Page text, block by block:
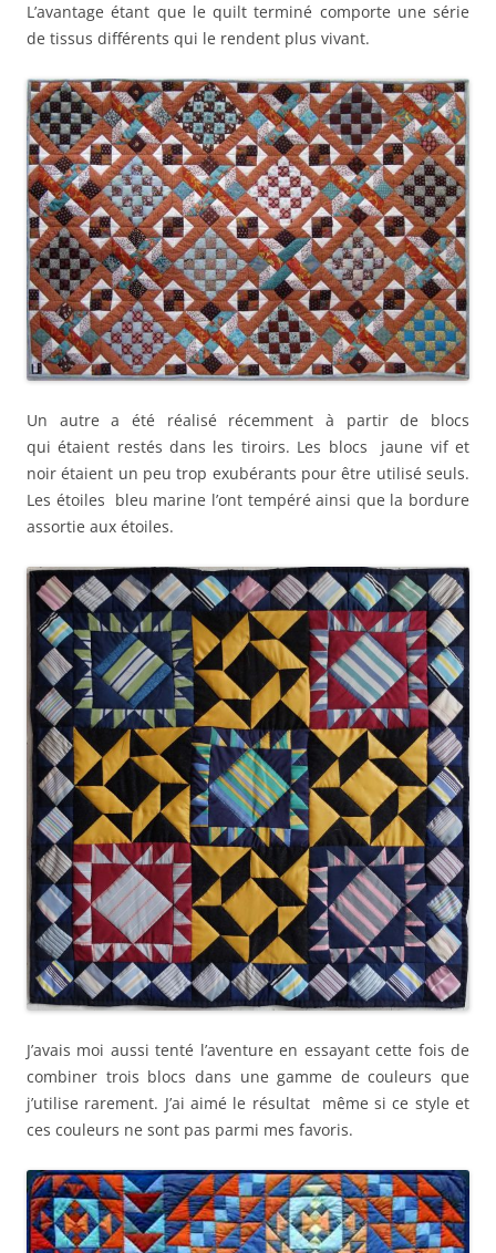
L’avantage étant que le quilt terminé comporte une série
de tissus différents qui le rendent plus vivant.
Un autre a été réalisé récemment à partir de blocs
qui étaient restés dans les tiroirs. Les blocs jaune vif et
noir étaient un peu trop exubérants pour être utilisé seuls.
Les étoiles bleu marine l’ont tempéré ainsi que la bordure
assortie aux étoiles.
J’avais moi aussi tenté l’aventure en essayant cette fois de
combiner trois blocs dans une gamme de couleurs que
j’utilise rarement. J’ai aimé le résultat même si ce style et
ces couleurs ne sont pas parmi mes favoris.